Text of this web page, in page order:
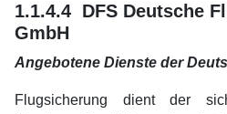
1.1.4.4 DFS Deutsche
GmbH
Angebotene Dienste der
Flugsicherung dient der